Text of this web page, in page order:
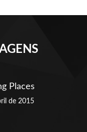
Places
de 2015